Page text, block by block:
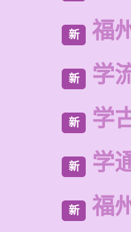
新 福
新 学
新 学
新 学
新 福